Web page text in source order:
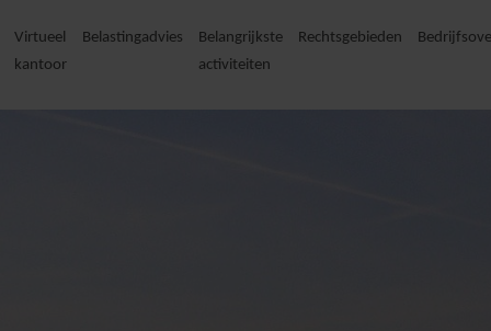
Virtueel
kantoor
Belastingadvies
Belangrijkste
activiteiten
Rechtsgebieden